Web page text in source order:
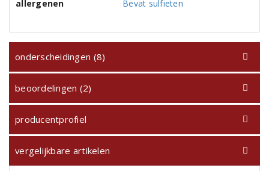
allergenen
Bevat sulfieten
onderscheidingen (8)
beoordelingen (2)
producentprofiel
vergelijkbare artikelen